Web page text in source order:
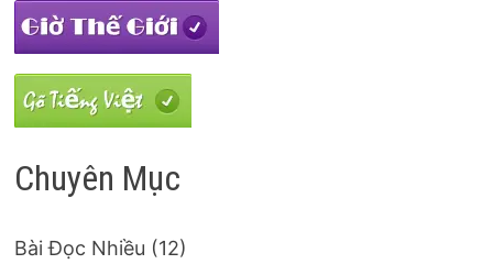
Chuyên Mục
Bài Đọc Nhiều (12)